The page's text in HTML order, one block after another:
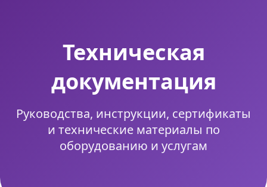
Техническая
документация
Руководства, инструкции, сертификаты
и технические материалы по
оборудованию и услугам